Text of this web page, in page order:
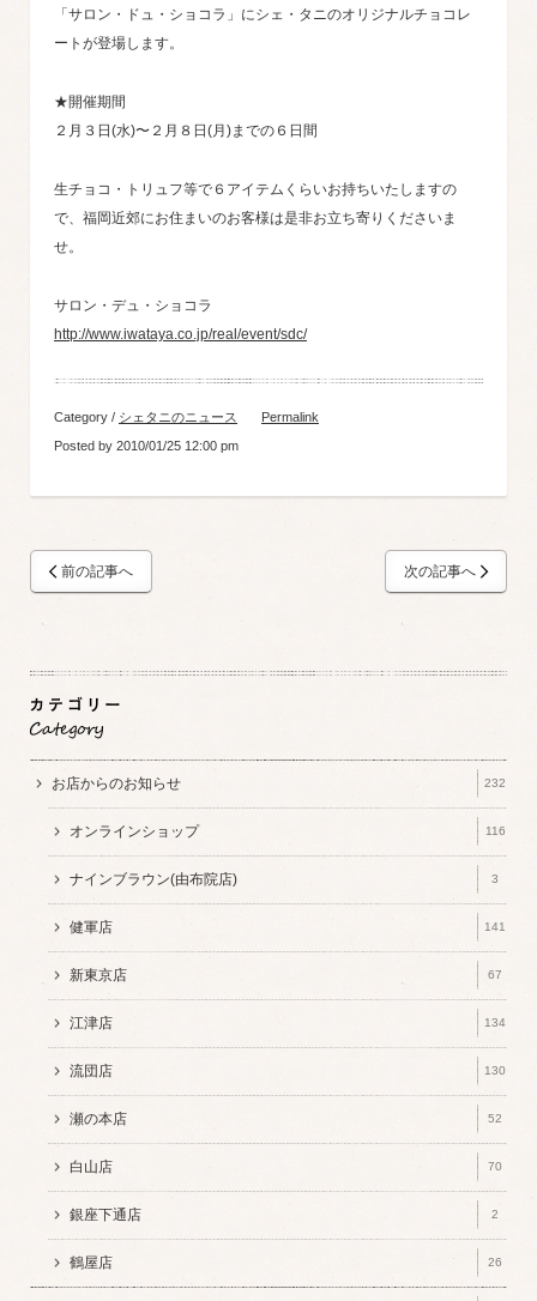
「サロン・ドュ・ショコラ」にシェ・タニのオリジナルチョコレ
ートが登場します。
★開催期間
２月３日(水)〜２月８日(月)までの６日間
生チョコ・トリュフ等で６アイテムくらいお持ちいたしますの
で、福岡近郊にお住まいのお客様は是非お立ち寄りくださいま
せ。
サロン・デュ・ショコラ
http://www.iwataya.co.jp/real/event/sdc/
Category / シェタニのニュース
Permalink
Posted by 2010/01/25 12:00 pm
前の記事へ 次の記事へ
お店からのお知らせ 232
オンラインショップ 116
ナインブラウン(由布院店) 3
健軍店 141
新東京店 67
江津店 134
流団店 130
瀬の本店 52
白山店 70
銀座下通店 2
鶴屋店 26